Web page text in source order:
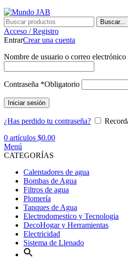
Buscar...
Acceso / Registro
EntrarCrear una cuenta
Nombre de usuario o correo electrónico
Contraseña *Obligatorio
Iniciar sesión
¿Has perdido tu contraseña?
0 artículos $0.00
Menú
CATEGORÍAS
Calentadores de agua
Bombas de Agua
Filtros de agua
Plomería
Tanques de Agua
Electrodomestico y Tecnologia
DecoHogar y Herramientas
Electricidad
Sistema de Llenado